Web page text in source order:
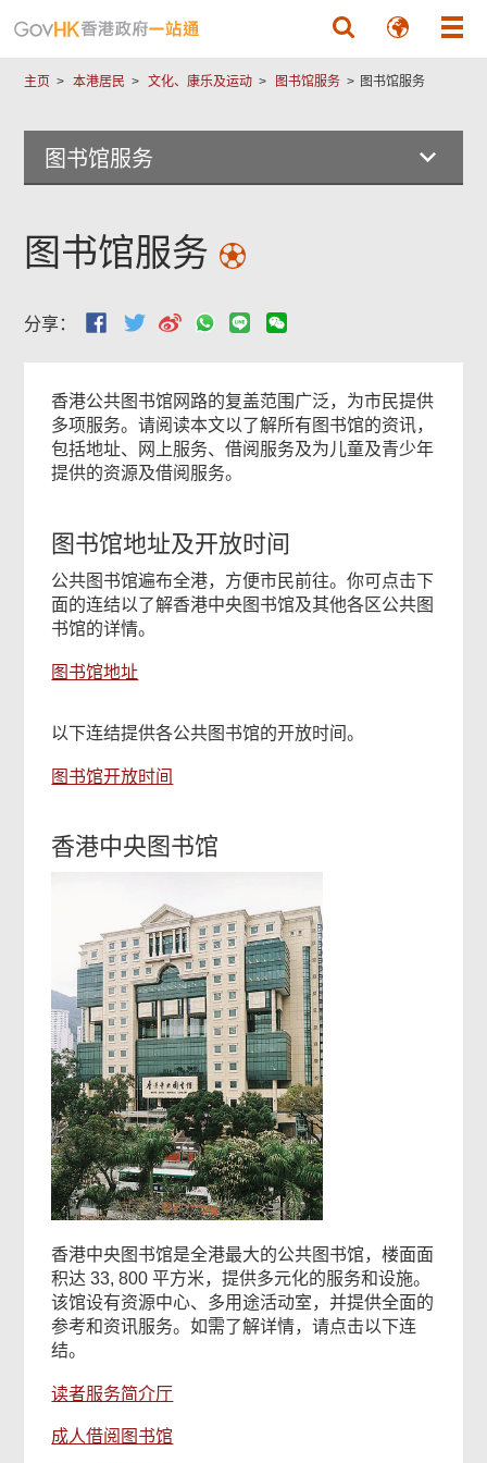
主页 本港居民 文化、康乐及运动 图书馆服务 图书馆服务
图书馆服务
图书馆服务
分享：
香港公共图书馆网路的复盖范围广泛，为市民提供
多项服务。请阅读本文以了解所有图书馆的资讯，
包括地址、网上服务、借阅服务及为儿童及青少年
提供的资源及借阅服务。
图书馆地址及开放时间
公共图书馆遍布全港，方便市民前往。你可点击下
面的连结以了解香港中央图书馆及其他各区公共图
书馆的详情。
图书馆地址
以下连结提供各公共图书馆的开放时间。
图书馆开放时间
香港中央图书馆
香港中央图书馆是全港最大的公共图书馆，楼面面
积达 33, 800 平方米，提供多元化的服务和设施。
该馆设有资源中心、多用途活动室，并提供全面的
参考和资讯服务。如需了解详情，请点击以下连
结。
读者服务简介厅
成人借阅图书馆